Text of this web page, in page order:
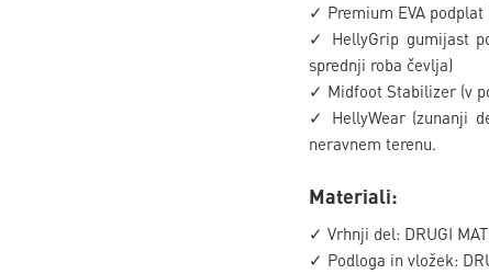
✓ Premium EVA
✓ HellyGrip gumijast
sprednji roba čevlja)
✓ Midfoot Stabilizer (v
✓ HellyWear (zunanji
neravnem terenu.
Materiali:
✓ Vrhnji del: DRUGI
✓ Podloga in vložek: